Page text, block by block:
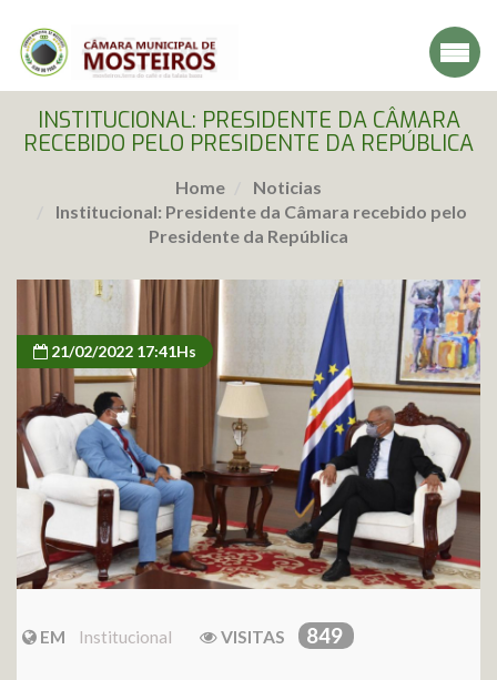
INSTITUCIONAL: PRESIDENTE DA CÂMARA
RECEBIDO PELO PRESIDENTE DA REPÚBLICA
Home
Noticias
Institucional: Presidente da Câmara recebido pelo
Presidente da República
21/02/2022 17:41Hs
EM Institucional VISITAS 849